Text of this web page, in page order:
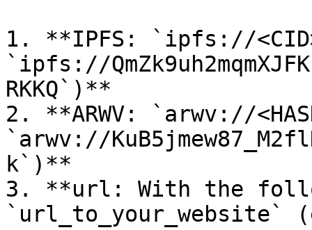
1. **IPFS: `ipfs://
`ipfs://
RKKQ`)**
2. **ARWV: `arwv://
`arwv://
k`)**
3. **url: With the